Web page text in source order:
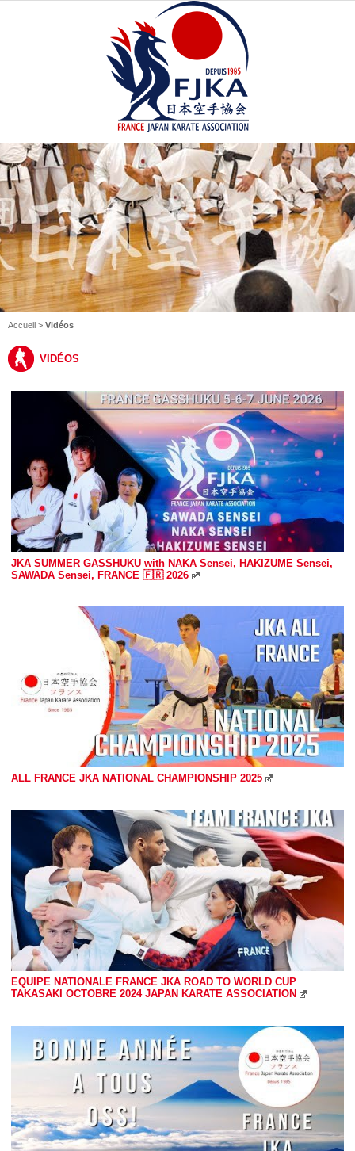
Accueil > Vidéos
VIDÉOS
JKA SUMMER GASSHUKU with NAKA Sensei, HAKIZUME Sensei,
SAWADA Sensei, FRANCE 🇫🇷 2026
ALL FRANCE JKA NATIONAL CHAMPIONSHIP 2025
EQUIPE NATIONALE FRANCE JKA ROAD TO WORLD CUP
TAKASAKI OCTOBRE 2024 JAPAN KARATE ASSOCIATION